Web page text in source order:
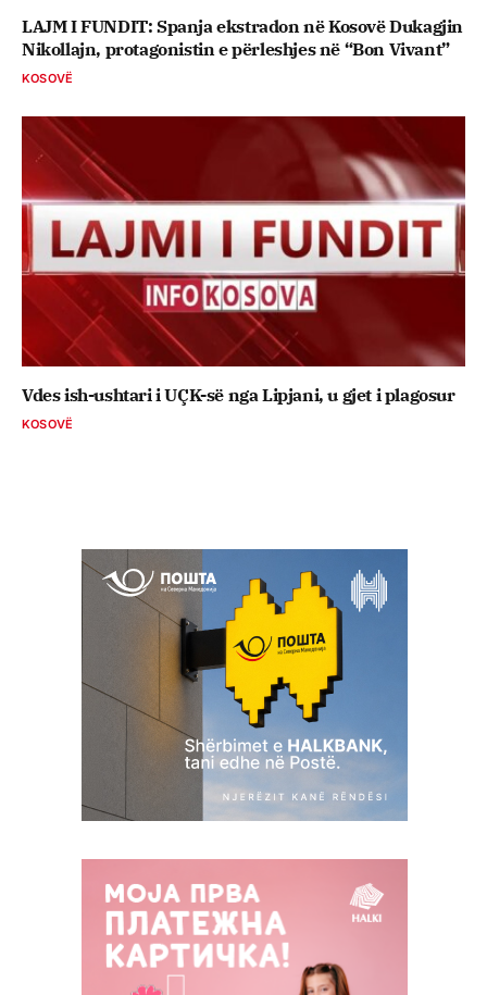
LAJM I FUNDIT: Spanja ekstradon në Kosovë Dukagjin
Nikollajn, protagonistin e përleshjes në “Bon Vivant”
KOSOVË
Vdes ish-ushtari i UÇK-së nga Lipjani, u gjet i plagosur
KOSOVË